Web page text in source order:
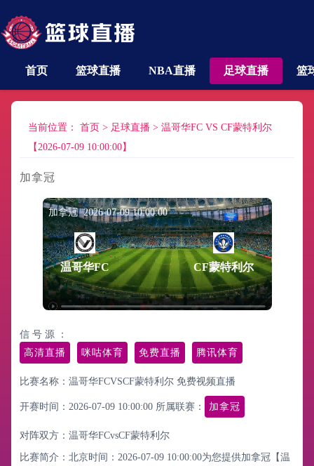
首页 篮球直播 NBA直播 足球直播 篮
当前位置： 首页 > 足球直播 > 温哥华FC VS CF蒙特利尔
【2026-07-09 10:00:00】
加拿冠
加拿冠 2026-07-09 10:00:00
温哥华FC CF蒙特利尔
信 号 源 ：
高清直播
咪咕体育 免费直播 腾讯体育
比赛名称：温哥华FCVSCF蒙特利尔 免费视频直播
开赛时间：2026-07-09 10:00:00 所属联赛： 加拿冠
对阵双方：温哥华FCvsCF蒙特利尔
比赛简介：北京时间：2026-07-09 10:00:00为您提供加拿冠【温